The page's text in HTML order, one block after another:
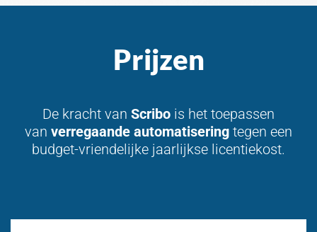
Prijzen
De kracht van Scribo is het toepassen
van verregaande automatisering tegen een
budget-vriendelijke jaarlijkse licentiekost.